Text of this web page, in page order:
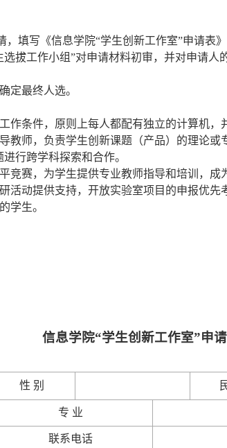
，填写《信息学院“学生创新工作室”申请表
拔工作小组”对申请材料初审，并对申请
定最终人选。
作条件，原则上每人都配有独立的计算机，
教师，负责学生创新课题（产品）的理论或
行跨学科探索和合作。
竞赛，为学生提供专业教师指导和培训，成
活动提供支持，开放实验室项目的申报优先
学生。
信息学院“学生创新工作室”申
性 别
专 业
联系电话